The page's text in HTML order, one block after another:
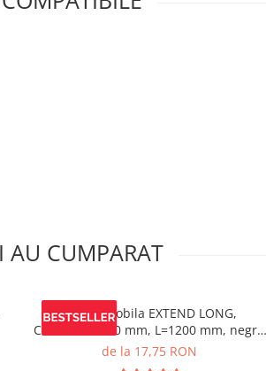
AU CUMPARAT
Maner mobila EXTEND LONG,
C=224/448/480 mm, L=1200 mm, negru
mat
de la 17,75 RON